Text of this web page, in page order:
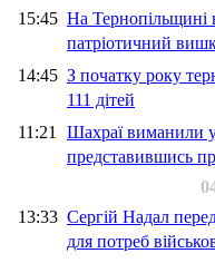
15:45 На Тернопільщині
патріотичний
14:45 З початку року
111 дітей
11:21 Шахраї виманили
представившись
13:33 Сергій Надал
для потреб